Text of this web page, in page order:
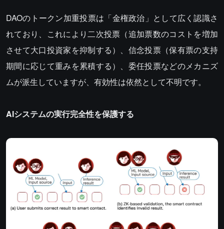
DAOのトークン加重投票は「金権政治」として広く認識さ
れており、これにより二次投票（追加票数のコストを増加
させて大口投資家を抑制する）、信念投票（保有票の支持
期間に応じて重みを累積する）、委任投票などのメカニズ
ムが派生していますが、有効性は依然として不明です。
AIシステムの実行完全性を保護する